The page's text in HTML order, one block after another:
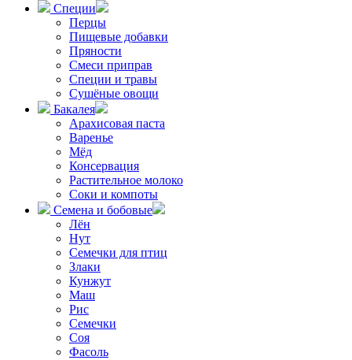
Специи
Перцы
Пищевые добавки
Пряности
Смеси приправ
Специи и травы
Сушёные овощи
Бакалея
Арахисовая паста
Варенье
Мёд
Консервация
Растительное молоко
Соки и компоты
Семена и бобовые
Лён
Нут
Семечки для птиц
Злаки
Кунжут
Маш
Рис
Семечки
Соя
Фасоль